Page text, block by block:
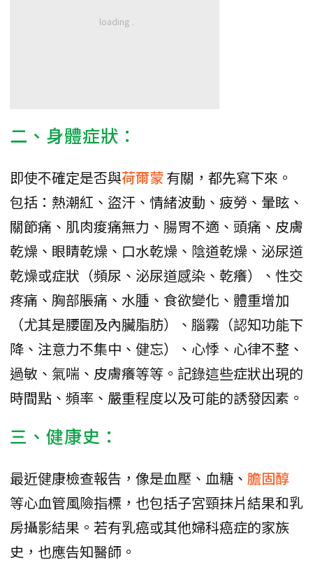
二、身體症狀：
即使不確定是否與荷爾蒙有關，都先寫下來。
包括：熱潮紅、盜汗、情緒波動、疲勞、暈眩、
關節痛、肌肉痠痛無力、腸胃不適、頭痛、皮膚
乾燥、眼睛乾燥、口水乾燥、陰道乾燥、泌尿道
乾燥或症狀（頻尿、泌尿道感染、乾癢）、性交
疼痛、胸部脹痛、水腫、食欲變化、體重增加
（尤其是腰圍及內臟脂肪）、腦霧（認知功能下
降、注意力不集中、健忘）、心悸、心律不整、
過敏、氣喘、皮膚癢等等。記錄這些症狀出現的
時間點、頻率、嚴重程度以及可能的誘發因素。
三、健康史：
最近健康檢查報告，像是血壓、血糖、 膽固醇
等心血管風險指標，也包括子宮頸抹片結果和乳
房攝影結果。若有乳癌或其他婦科癌症的家族
史，也應告知醫師。